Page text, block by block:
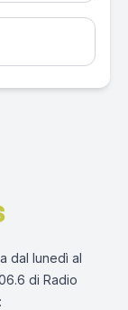
dal lunedì al
di Radio